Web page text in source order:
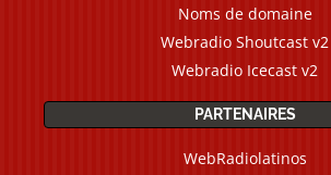
Noms de domaine
Webradio Shoutcast v2
Webradio Icecast v2
PARTENAIRES
WebRadiolatinos